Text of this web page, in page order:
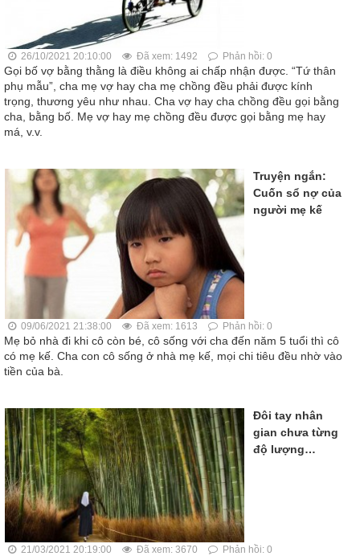
26/10/2021 20:10:00 Đã xem: 1492 Phản hồi: 0
Gọi bố vợ bằng thằng là điều không ai chấp nhận được. “Tứ thân
phụ mẫu”, cha mẹ vợ hay cha mẹ chồng đều phải được kính
trọng, thương yêu như nhau. Cha vợ hay cha chồng đều gọi bằng
cha, bằng bố. Mẹ vợ hay mẹ chồng đều được gọi bằng mẹ hay
má, v.v.
Truyện ngắn:
Cuốn sổ nợ của
người mẹ kế
09/06/2021 21:38:00 Đã xem: 1613 Phản hồi: 0
Mẹ bỏ nhà đi khi cô còn bé, cô sống với cha đến năm 5 tuổi thì cô
có mẹ kế. Cha con cô sống ở nhà mẹ kế, mọi chi tiêu đều nhờ vào
tiền của bà.
Đôi tay nhân
gian chưa từng
độ lượng…
21/03/2021 20:19:00 Đã xem: 3670 Phản hồi: 0